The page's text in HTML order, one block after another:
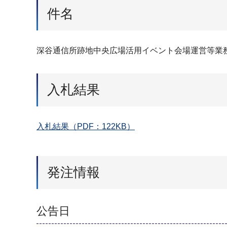
件名
深谷通信所跡地中央広場活用イベント会場運営等業
入札結果
入札結果（PDF：122KB）
発注情報
公告日